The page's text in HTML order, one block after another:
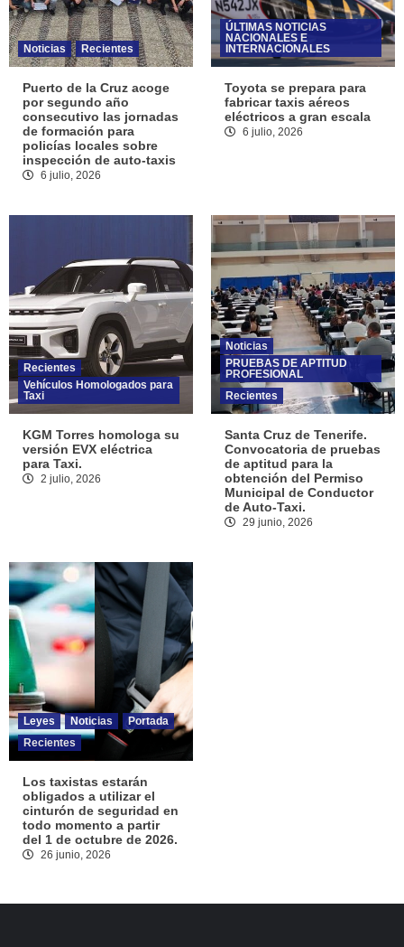
Noticias Recientes
Puerto de la Cruz acoge
por segundo año
consecutivo las jornadas
de formación para
policías locales sobre
inspección de auto-taxis
6 julio, 2026
ÚLTIMAS NOTICIAS
NACIONALES E
INTERNACIONALES
Toyota se prepara para
fabricar taxis aéreos
eléctricos a gran escala
6 julio, 2026
Recientes
Vehículos Homologados para
Taxi
KGM Torres homologa su
versión EVX eléctrica
para Taxi.
2 julio, 2026
Noticias
PRUEBAS DE APTITUD
PROFESIONAL
Recientes
Santa Cruz de Tenerife.
Convocatoria de pruebas
de aptitud para la
obtención del Permiso
Municipal de Conductor
de Auto-Taxi.
29 junio, 2026
Leyes Noticias
Portada
Recientes
Los taxistas estarán
obligados a utilizar el
cinturón de seguridad en
todo momento a partir
del 1 de octubre de 2026.
26 junio, 2026